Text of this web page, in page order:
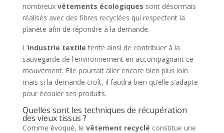
nombreux vêtements écologiques sont désormais
réalisés avec des fibres recyclées qui respectent la
planète afin de répondre à la demande.
L’industrie textile tente ainsi de contribuer à la
sauvegarde de l’environnement en accompagnant ce
mouvement. Elle pourrait aller encore bien plus loin
mais si la demande croît, il faudra bien qu’elle s’adapte
pour écouler ses produits.
Quelles sont les techniques de récupération
des vieux tissus ?
Comme évoqué, le vêtement recyclé constitue une